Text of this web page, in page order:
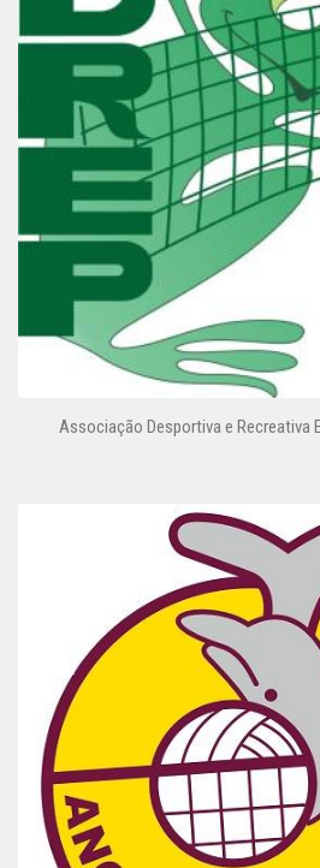
Associação Desportiva e Recreativa